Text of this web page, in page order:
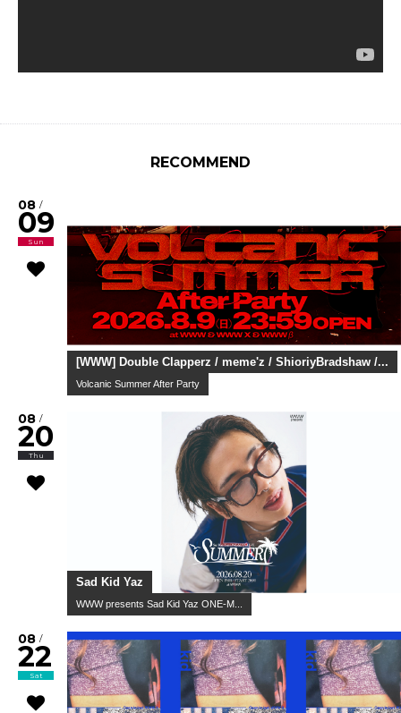
RECOMMEND
08 /
09
Sun
[WWW] Double Clapperz / meme'z / ShioriyBradshaw /...
Volcanic Summer After Party
08 /
20
Thu
Sad Kid Yaz
WWW presents Sad Kid Yaz ONE-M...
08 /
22
Sat